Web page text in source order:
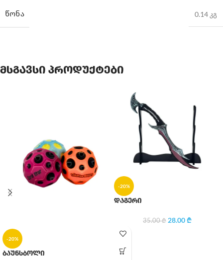
ᲬᲝᲜᲐ
0.14 კგ
მსგავსი პროდუქტები
-20%
ბაუნსბოლი
-20%
დაგერი
35.00₾ 28.00₾